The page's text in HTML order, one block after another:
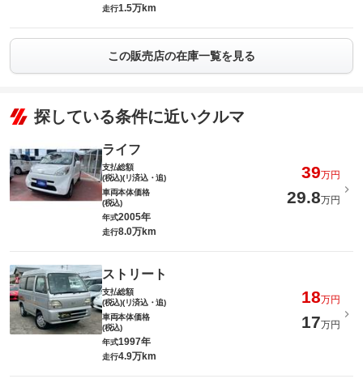
走行1.5万km
この販売店の在庫一覧を見る
探している条件に近いクルマ
ライフ
支払総額
(税込)(リ済込・追)
39万円
車両本体価格
(税込)
29.8万円
年式2005年
走行8.0万km
ストリート
支払総額
(税込)(リ済込・追)
18万円
車両本体価格
(税込)
17万円
年式1997年
走行4.9万km